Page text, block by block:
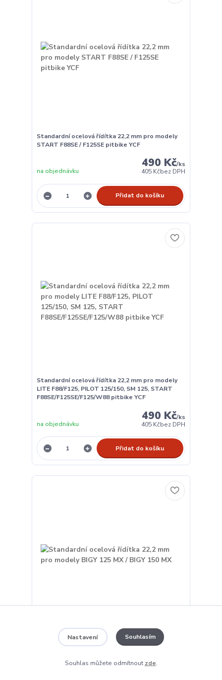
Standardní ocelová řídítka 22,2 mm pro modely
START F88SE / F125SE pitbike YCF
490 Kč/ks
405 Kčbez DPH
na objednávku
Přidat do košíku
Standardní ocelová řídítka 22,2 mm pro modely
LITE F88/F125, PILOT 125/150, SM 125, START
F88SE/F125SE/F125/W88 pitbike YCF
490 Kč/ks
405 Kčbez DPH
na objednávku
Přidat do košíku
Standardní ocelová řídítka 22,2 mm pro modely
BIGY 125 MX / BIGY 150 MX
490 Kč
405 Kč
Nastavení Souhlasím
Souhlas můžete odmítnout zde.